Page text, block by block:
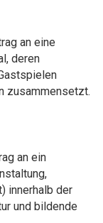
an eine
deren
zusammensetzt.
an ein
innerhalb der
und bildende